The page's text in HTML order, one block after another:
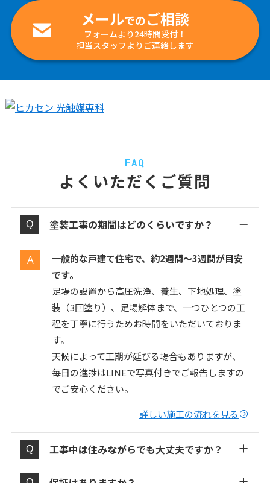
メールでのご相談
フォームより24時間受付！
担当スタッフよりご連絡します
FAQ
よくいただくご質問
塗装工事の期間はどのくらいですか？
一般的な戸建て住宅で、約2週間〜3週間が目安
です。
足場の設置から高圧洗浄、養生、下地処理、塗
装（3回塗り）、足場解体まで、一つひとつの工
程を丁寧に行うためお時間をいただいておりま
す。
天候によって工期が延びる場合もありますが、
毎日の進捗はLINEで写真付きでご報告しますの
でご安心ください。
詳しい施工の流れを見る
工事中は住みながらでも大丈夫ですか？